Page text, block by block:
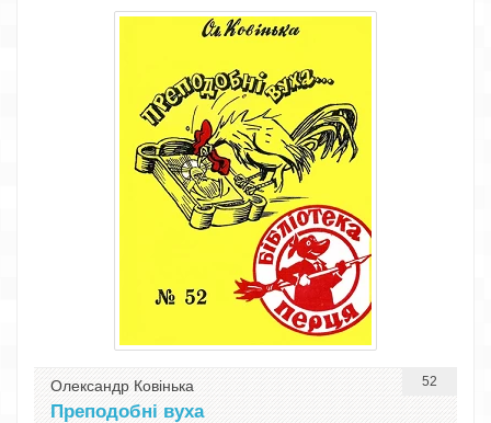
Олександр Ковінька
Преподобні вуха
52